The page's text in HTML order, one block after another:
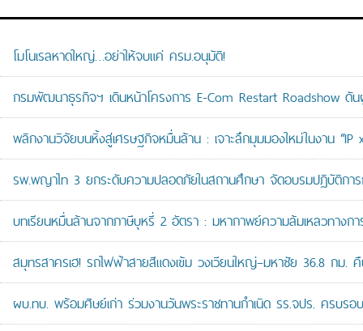
โมโนเรลหาดใหญ่…อย่าให้จบแค่ ครม.อนุมัติ!
กรมพัฒนาธุรกิจฯ เดินหน้าโครงการ E-Com Restart Roadshow ดั
พลิกงานวิจัยบนหิ้งสู่เศรษฐกิจหมื่นล้าน : เจาะลึกมุมมองใหม่ในงาน “IP
รพ.พญาไท 3 ยกระดับความปลอดภัยในสถานศึกษา จัดอบรมปฏิบัติกา
บทเรียนหมื่นล้านจากภาษีบุหรี่ 2 อัตรา : มหากาพย์ความล้มเหลวทางก
สมุทรสาครเฮ! รถไฟฟ้าสายสีแดงเข้ม วงเวียนใหญ่–มหาชัย 36.8 ก
ผบ.ทบ. พร้อมศิษย์เก่า ร่วมงานวันพระราชทานกำเนิด รร.จปร. ครบ